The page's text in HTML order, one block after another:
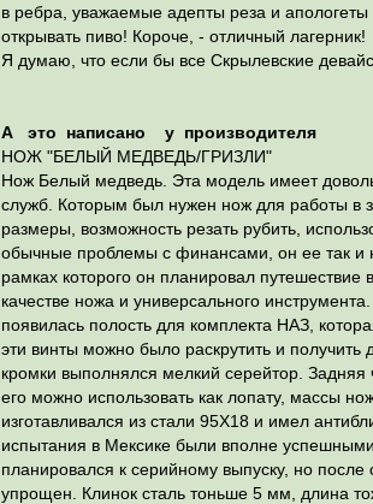
в ребра, уважаемые адепты реза и апологеты
открывать пиво! Короче, - отличный лагерник!
Я думаю, что если бы все Скрылевские
А это написано у производителя
НОЖ "БЕЛЫЙ МЕДВЕДЬ/ГРИЗЛИ"
Нож Белый медведь. Эта модель имеет
служб. Которым был нужен нож для работы в
размеры, возможность резать рубить,
обычные проблемы с финансами, он ее так и
рамках которого он планировал
качестве ножа и универсального
появилась полость для комплекта НАЗ,
эти винты можно было раскрутить и
кромки выполнялся мелкий серейтор.
его можно использовать как лопату, массы
изготавливался из стали 95Х18 и имел
испытания в Мексике были вполне
планировался к серийному выпуску, но
упрощен. Клинок сталь тоньше 5 мм, длина